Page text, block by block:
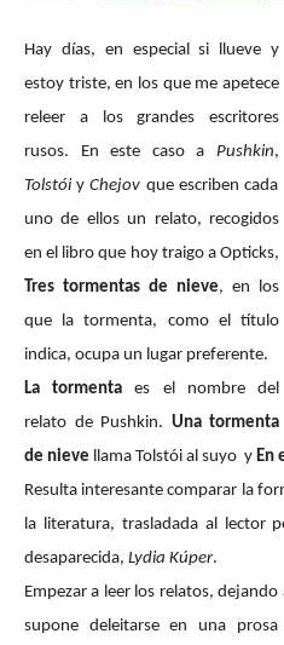
Hay días, en especial si llueve y
estoy triste, en los que me apetece
releer a los grandes escritores
rusos. En este caso a Pushkin,
Tolstói yChejov que escriben cada
uno de ellos un relato, recogidos
en el libro que hoy traigo a Opticks,
Tres tormentas de nieve, en los
que la tormenta, como el título
indica, ocupa un lugar preferente.
La tormenta es el nombre del
relato de Pushkin. Una tormenta
de nieve llama Tolstói al suyo y En
Resulta interesante comparar la
la literatura, trasladada al lector
desaparecida, Lydia Kúper.
Empezar a leer los relatos,
supone deleitarse en una